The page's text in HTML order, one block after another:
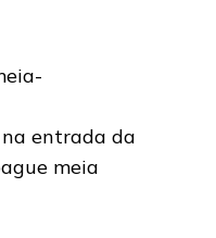
entrada da
meia